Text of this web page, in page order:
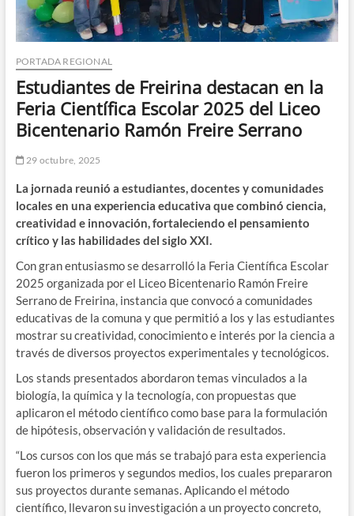
PORTADA REGIONAL
Estudiantes de Freirina destacan en la
Feria Científica Escolar 2025 del Liceo
Bicentenario Ramón Freire Serrano
29 octubre, 2025
La jornada reunió a estudiantes, docentes y comunidades
locales en una experiencia educativa que combinó ciencia,
creatividad e innovación, fortaleciendo el pensamiento
crítico y las habilidades del siglo XXI.
Con gran entusiasmo se desarrolló la Feria Científica Escolar
2025 organizada por el Liceo Bicentenario Ramón Freire
Serrano de Freirina, instancia que convocó a comunidades
educativas de la comuna y que permitió a los y las estudiantes
mostrar su creatividad, conocimiento e interés por la ciencia a
través de diversos proyectos experimentales y tecnológicos.
Los stands presentados abordaron temas vinculados a la
biología, la química y la tecnología, con propuestas que
aplicaron el método científico como base para la formulación
de hipótesis, observación y validación de resultados.
“Los cursos con los que más se trabajó para esta experiencia
fueron los primeros y segundos medios, los cuales prepararon
sus proyectos durante semanas. Aplicando el método
científico, llevaron su investigación a un proyecto concreto,